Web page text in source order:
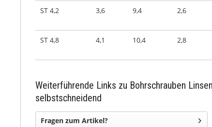
ST 4,2 3,6 9,4 2,6
ST 4,8 4,1 10,4 2,8
Weiterführende Links zu Bohrschrauben
selbstschneidend
Fragen zum Artikel?